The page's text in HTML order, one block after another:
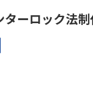
ーロック法制